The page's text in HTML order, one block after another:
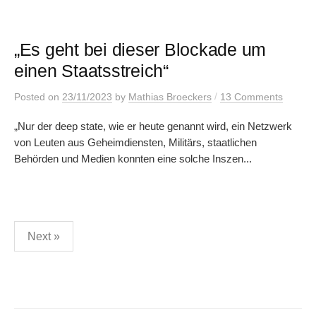
„Es geht bei dieser Blockade um
einen Staatsstreich“
Posted on 23/11/2023 by Mathias Broeckers / 13 Comments
„Nur der deep state, wie er heute genannt wird, ein Netzwerk
von Leuten aus Geheimdiensten, Militärs, staatlichen
Behörden und Medien konnten eine solche Inszen...
Posts
pagination
Next »